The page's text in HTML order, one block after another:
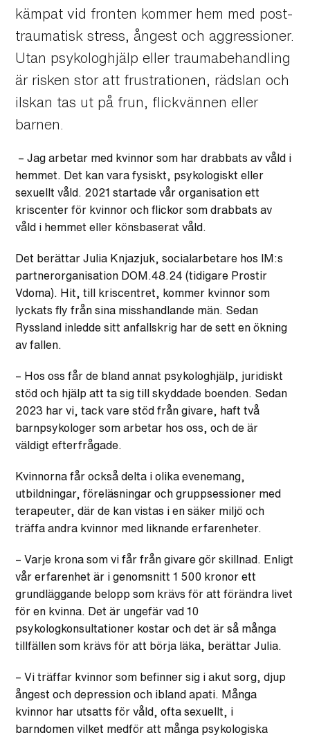
kämpat vid fronten kommer hem med post-
traumatisk stress, ångest och aggressioner.
Utan psykologhjälp eller traumabehandling
är risken stor att frustrationen, rädslan och
ilskan tas ut på frun, flickvännen eller
barnen.
– Jag arbetar med kvinnor som har drabbats av våld i
hemmet. Det kan vara fysiskt, psykologiskt eller
sexuellt våld. 2021 startade vår organisation ett
kriscenter för kvinnor och flickor som drabbats av
våld i hemmet eller könsbaserat våld.
Det berättar Julia Knjazjuk, socialarbetare hos IM:s
partnerorganisation DOM.48.24 (tidigare Prostir
Vdoma). Hit, till kriscentret, kommer kvinnor som
lyckats fly från sina misshandlande män. Sedan
Ryssland inledde sitt anfallskrig har de sett en ökning
av fallen.
– Hos oss får de bland annat psykologhjälp, juridiskt
stöd och hjälp att ta sig till skyddade boenden. Sedan
2023 har vi, tack vare stöd från givare, haft två
barnpsykologer som arbetar hos oss, och de är
väldigt efterfrågade.
Kvinnorna får också delta i olika evenemang,
utbildningar, föreläsningar och gruppsessioner med
terapeuter, där de kan vistas i en säker miljö och
träffa andra kvinnor med liknande erfarenheter.
– Varje krona som vi får från givare gör skillnad. Enligt
vår erfarenhet är i genomsnitt 1 500 kronor ett
grundläggande belopp som krävs för att förändra livet
för en kvinna. Det är ungefär vad 10
psykologkonsultationer kostar och det är så många
tillfällen som krävs för att börja läka, berättar Julia.
– Vi träffar kvinnor som befinner sig i akut sorg, djup
ångest och depression och ibland apati. Många
kvinnor har utsatts för våld, ofta sexuellt, i
barndomen vilket medför att många psykologiska